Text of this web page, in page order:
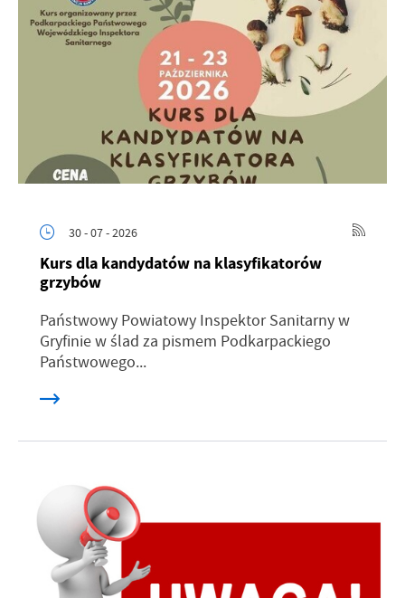
30 - 07 - 2026
Kurs dla kandydatów na klasyfikatorów
grzybów
Państwowy Powiatowy Inspektor Sanitarny w
Gryfinie w ślad za pismem Podkarpackiego
Państwowego...